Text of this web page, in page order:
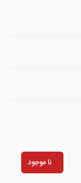
نا موجود